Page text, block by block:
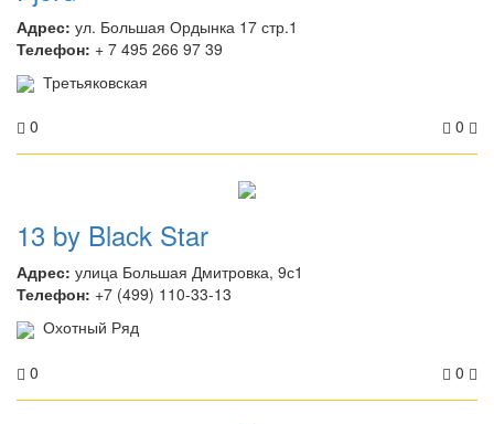
Адрес: ул. Большая Ордынка 17 стр.1
Телефон: + 7 495 266 97 39
Третьяковская
0 0
13 by Black Star
Адрес: улица Большая Дмитровка, 9с1
Телефон: +7 (499) 110-33-13
Охотный Ряд
0 0